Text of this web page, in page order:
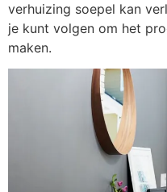
verhuizing soepel kan
je kunt volgen om het
maken.